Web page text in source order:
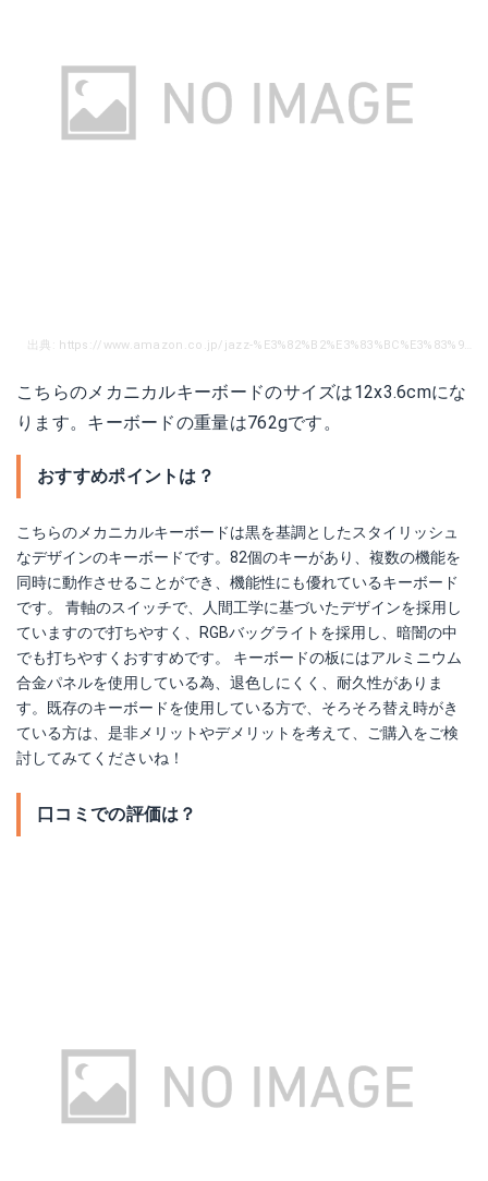
こちらのメカニカルキーボードのサイズは12x3.6cmにな
ります。キーボードの重量は762gです。
おすすめポイントは？
こちらのメカニカルキーボードは黒を基調としたスタイリッシュ
なデザインのキーボードです。82個のキーがあり、複数の機能を
同時に動作させることができ、機能性にも優れているキーボード
です。 青軸のスイッチで、人間工学に基づいたデザインを採用し
ていますので打ちやすく、RGBバッグライトを採用し、暗闇の中
でも打ちやすくおすすめです。 キーボードの板にはアルミニウム
合金パネルを使用している為、退色しにくく、耐久性がありま
す。既存のキーボードを使用している方で、そろそろ替え時がき
ている方は、是非メリットやデメリットを考えて、ご購入をご検
討してみてくださいね！
口コミでの評価は？